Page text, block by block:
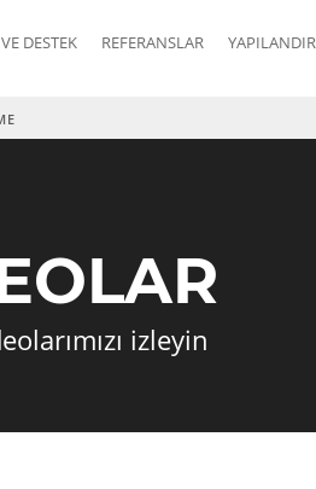
DESTEK REFERANSLAR
izleyin